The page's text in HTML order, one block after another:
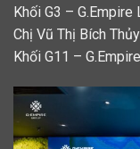
Khối G3 – G.Empire
Chị Vũ Thị Bích
Khối G11 –